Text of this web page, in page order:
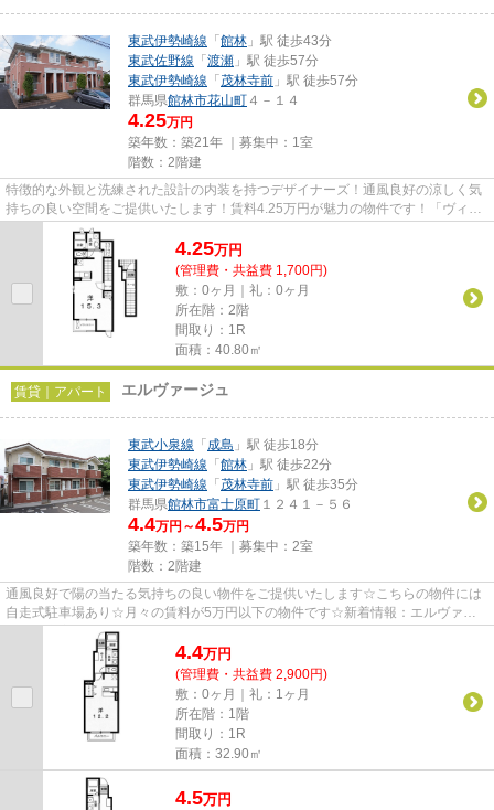
東武伊勢崎線 「 館林 」駅 徒歩43分
東武佐野線 「 渡瀬 」駅 徒歩57分
東武伊勢崎線 「 茂林寺前 」駅 徒歩57分
群馬県館林市花山町 ４－１４
4.25万円
築年数：築21年 ｜募集中： 1室
階数：2階建
特徴的な外観と洗練された設計の内装を持つデザイナーズ！通風良好の涼しく気
持ちの良い空間をご提供いたします！賃料4.25万円が魅力の物件です！「ヴィ
ラ シンフォニーA」の物件情報...
4.25万円
(管理費・共益費 1,700円)
敷：0ヶ月｜礼：0ヶ月
所在階：2階
間取り：1R
面積：40.80㎡
賃貸｜アパート エルヴァージュ
東武小泉線 「 成島 」駅 徒歩18分
東武伊勢崎線 「 館林 」駅 徒歩22分
東武伊勢崎線 「 茂林寺前 」駅 徒歩35分
群馬県館林市富士原町 １２４１－５６
4.4万円～4.5万円
築年数：築15年 ｜募集中： 2室
階数：2階建
通風良好で陽の当たる気持ちの良い物件をご提供いたします☆こちらの物件には
自走式駐車場あり☆月々の賃料が5万円以下の物件です☆新着情報：エルヴァー
ジュの空室情報ならコチラ☆できる...
4.4万円
(管理費・共益費 2,900円)
敷：0ヶ月｜礼：1ヶ月
所在階：1階
間取り：1R
面積：32.90㎡
4.5万円